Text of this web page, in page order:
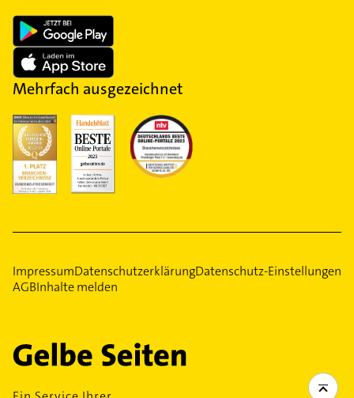
Mehrfach ausgezeichnet
ImpressumDatenschutzerklärungDatenschutz-Einstellungen
AGBInhalte melden